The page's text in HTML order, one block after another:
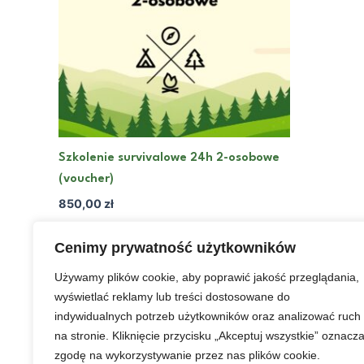
Cenimy prywatność użytkowników
Używamy plików cookie, aby poprawić jakość przeglądania,
wyświetlać reklamy lub treści dostosowane do
indywidualnych potrzeb użytkowników oraz analizować ruch
na stronie. Kliknięcie przycisku „Akceptuj wszystkie” oznacza
zgodę na wykorzystywanie przez nas plików cookie.
Szkolenie survivalowe 24h 2-osobowe
(voucher)
850,00 zł
Dodaj do koszyka